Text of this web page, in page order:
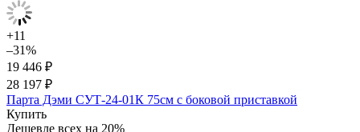
+11
–31%
19 446 ₽
28 197 ₽
Парта Дэми СУТ-24-01К 75см с боковой приставкой
Купить
Дешевле всех на 20%